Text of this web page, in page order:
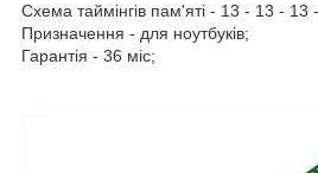
Схема таймінгів пам'яті - 13 - 13 - 13
Призначення - для ноутбуків;
Гарантія - 36 міс;